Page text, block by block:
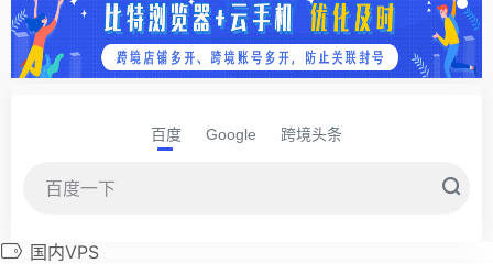
百度 Google 跨境头条
国内VPS